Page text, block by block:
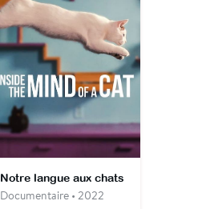
Notre langue aux chats
Documentaire • 2022